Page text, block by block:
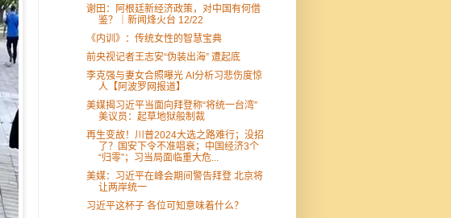
谢田：阿根廷新经济政策，对中国有何借
鉴？｜新闻烽火台 12/22
《内训》：传统女性的智慧宝典
前央视记者王志安“伪装出海” 遭起底
李克强与妻女合照曝光 AI分析习悲伤度惊
人【阿波罗网报道】
美媒揭习近平当面向拜登称“将统一台湾”
美议员：起草地狱般制裁
再生变故！川普2024大选之路难行；没招
了？国安下令不准唱衰；中国经济3个
“归零”；习当局面临重大危...
美媒：习近平在峰会期间警告拜登 北京将
让两岸统一
习近平这杯子 各位可知意味着什么？